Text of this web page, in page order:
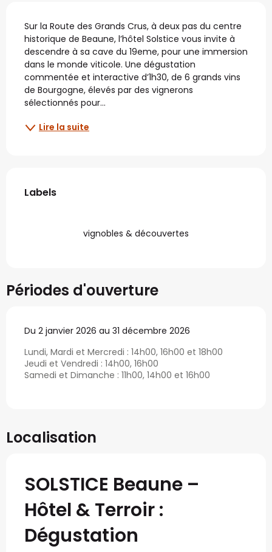
Description
Sur la Route des Grands Crus, à deux pas du centre
historique de Beaune, l’hôtel Solstice vous invite à
descendre à sa cave du 19eme, pour une immersion
dans le monde viticole. Une dégustation
commentée et interactive d’1h30, de 6 grands vins
de Bourgogne, élevés par des vignerons
sélectionnés pour...
Lire la suite
Offres de prestations
Labels
Labels
vignobles & découvertes
Périodes d'ouverture
Du 2 janvier 2026 au 31 décembre 2026
Lundi, Mardi et Mercredi : 14h00, 16h00 et 18h00
Jeudi et Vendredi : 14h00, 16h00
Samedi et Dimanche : 11h00, 14h00 et 16h00
Localisation
SOLSTICE Beaune –
Hôtel & Terroir :
Dégustation